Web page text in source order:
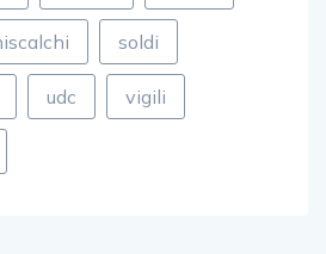
soldi
udc vigili